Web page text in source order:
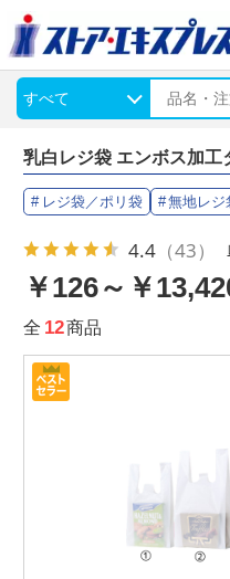
乳白レジ袋 エンボス加工
レジ袋／ポリ袋 無地レジ
4.4 （43）
￥126～￥
全 12商品